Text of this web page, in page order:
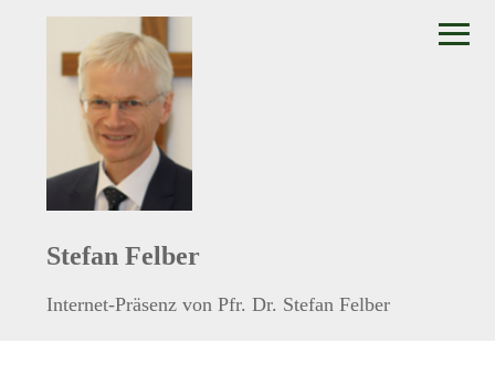
Stefan Felber
Internet-Präsenz von Pfr. Dr. Stefan Felber
≡